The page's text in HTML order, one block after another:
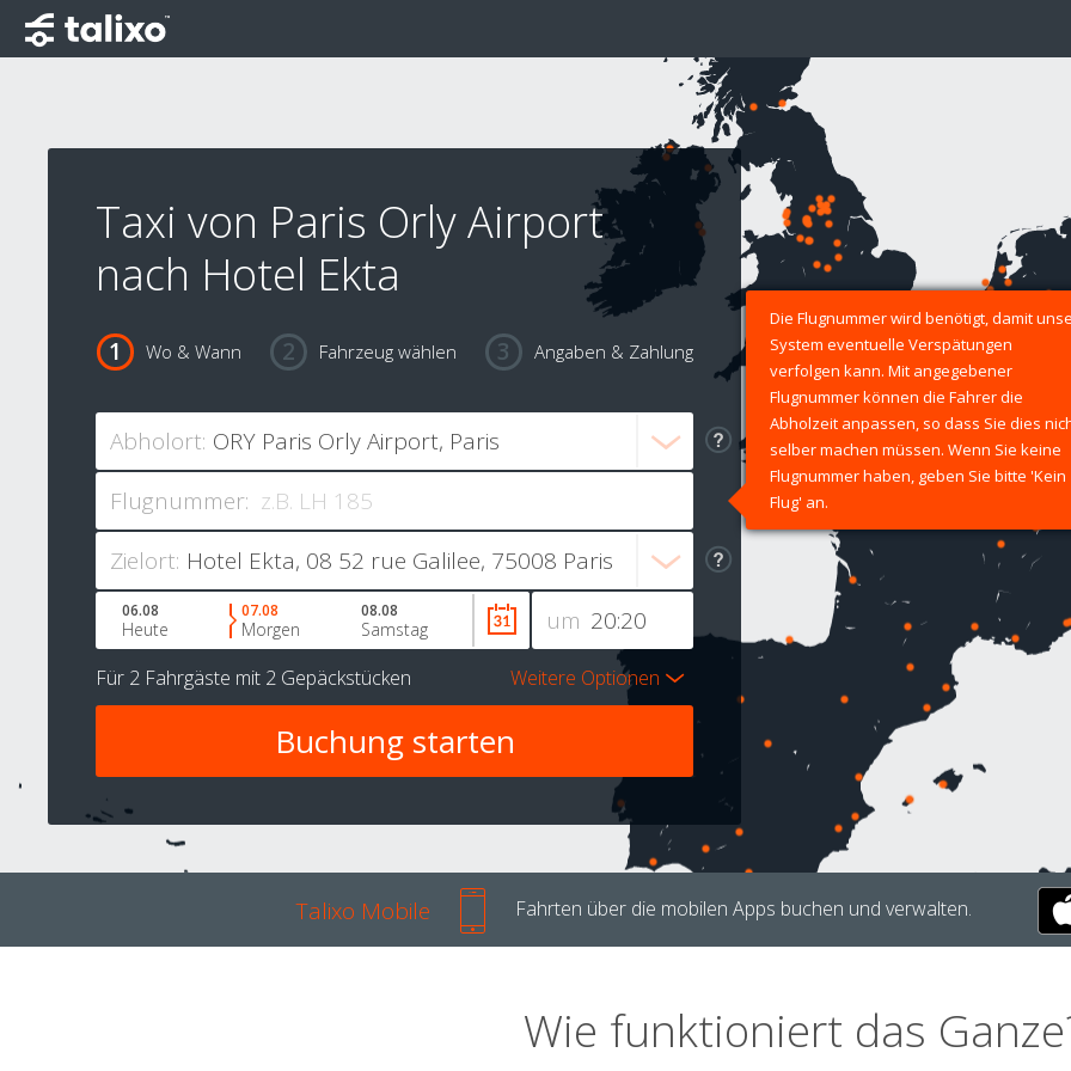
Taxi von Paris Orly Airport
nach Hotel Ekta
Wo & Wann Fahrzeug wählen Angaben & Zahlung
Abholort:
Flugnummer:
Die Flugnummer wird benötigt, damit
System eventuelle Verspätungen
verfolgen kann. Mit angegebener
Flugnummer können die Fahrer die
Abholzeit anpassen, so dass Sie dies
selber machen müssen. Wenn Sie keine
Flugnummer haben, geben Sie bitte 'Kein
Flug' an.
Zielort:
um
06.08
Heute
07.08
Morgen
08.08
Samstag
Für 2 Fahrgäste mit 2 Gepäckstücken Weitere Optionen
Talixo Mobile Fahrten über die mobilen Apps buchen und verwalten.
Wie funktioniert das